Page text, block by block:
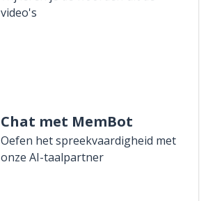
video's
Chat met MemBot
Oefen het spreekvaardigheid met
onze AI-taalpartner